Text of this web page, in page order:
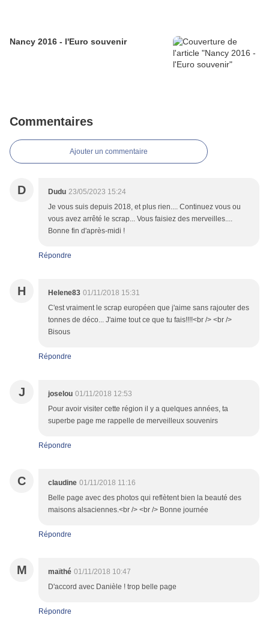
Nancy 2016 - l'Euro souvenir
Commentaires
Ajouter un commentaire
D Dudu 23/05/2023 15:24
Je vous suis depuis 2018, et plus rien.... Continuez vous ou
vous avez arrêté le scrap... Vous faisiez des merveilles....
Bonne fin d'après-midi !
Répondre
H Helene83 01/11/2018 15:31
C'est vraiment le scrap européen que j'aime sans rajouter des
tonnes de déco... J'aime tout ce que tu fais!!!!<br /> <br />
Bisous
Répondre
J joselou 01/11/2018 12:53
Pour avoir visiter cette région il y a quelques années, ta
superbe page me rappelle de merveilleux souvenirs
Répondre
C claudine 01/11/2018 11:16
Belle page avec des photos qui reflètent bien la beauté des
maisons alsaciennes.<br /> <br /> Bonne journée
Répondre
M maïthé 01/11/2018 10:47
D'accord avec Danièle ! trop belle page
Répondre